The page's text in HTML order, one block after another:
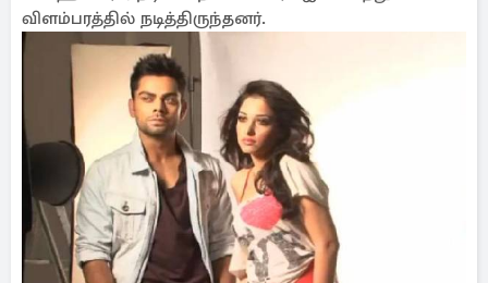
விளம்பரத்தில் நடித்திருந்தனர்.